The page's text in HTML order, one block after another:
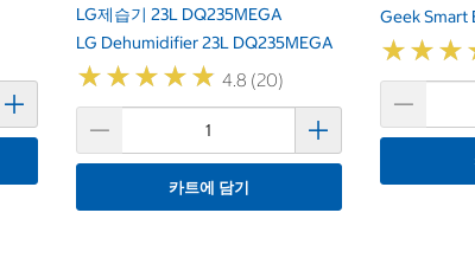
LG제습기 23L DQ235MEGA
LG Dehumidifier 23L DQ235MEGA
★★★★★
★★★★★ 4.8 (20)
카트에 담기
Geek Smart
★★★
★★★